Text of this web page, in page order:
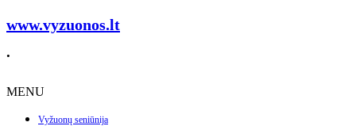
www.vyzuonos.lt
.
MENU
Vyžuonų seniūnija